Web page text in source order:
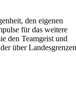
den eigenen
für das weitere
den Teamgeist und
über Landesgrenzen